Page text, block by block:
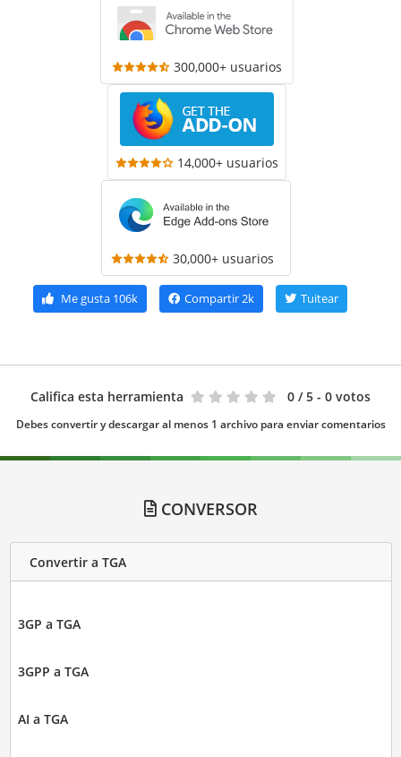
300,000+ usuarios
14,000+ usuarios
30,000+ usuarios
Me gusta106k Compartir2k Tuitear
Califica esta herramienta 0 / 5 - 0 votos
Debes convertir y descargar al menos 1 archivo para enviar comentarios
CONVERSOR
Convertir a TGA
3GP a TGA
3GPP a TGA
AI a TGA